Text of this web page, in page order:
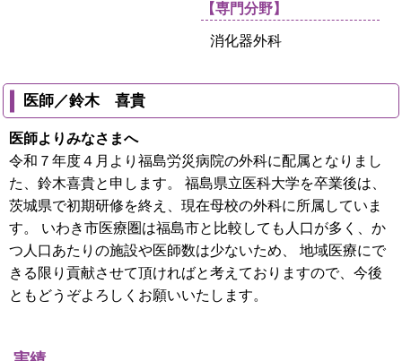
【専門分野】
消化器外科
医師／鈴木 喜貴
医師よりみなさまへ
令和７年度４月より福島労災病院の外科に配属となりまし
た、鈴木喜貴と申します。 福島県立医科大学を卒業後は、
茨城県で初期研修を終え、現在母校の外科に所属していま
す。 いわき市医療圏は福島市と比較しても人口が多く、か
つ人口あたりの施設や医師数は少ないため、 地域医療にで
きる限り貢献させて頂ければと考えておりますので、今後
ともどうぞよろしくお願いいたします。